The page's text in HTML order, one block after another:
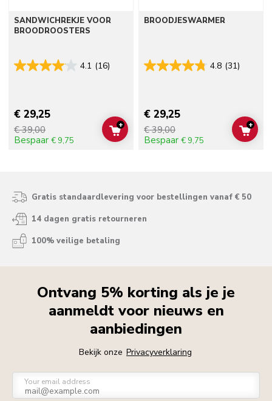
SANDWICHREKJE VOOR
BROODROOSTERS
4.1 (16)
€ 29,25
€ 39,00
Bespaar € 9,75
ADD TO CART
+
BROODJESWARMER
4.8 (31)
€ 29,25
€ 39,00
Bespaar € 9,75
ADD
+
Gratis standaardlevering voor bestellingen vanaf € 50
14 dagen gratis retourneren
100% veilige betaling
Ontvang 5% korting als je je
aanmeldt voor nieuws en
aanbiedingen
Bekijk onze Privacyverklaring
Your email address